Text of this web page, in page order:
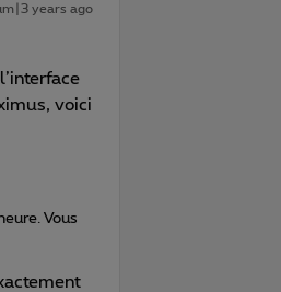
years ago
voici
Vous